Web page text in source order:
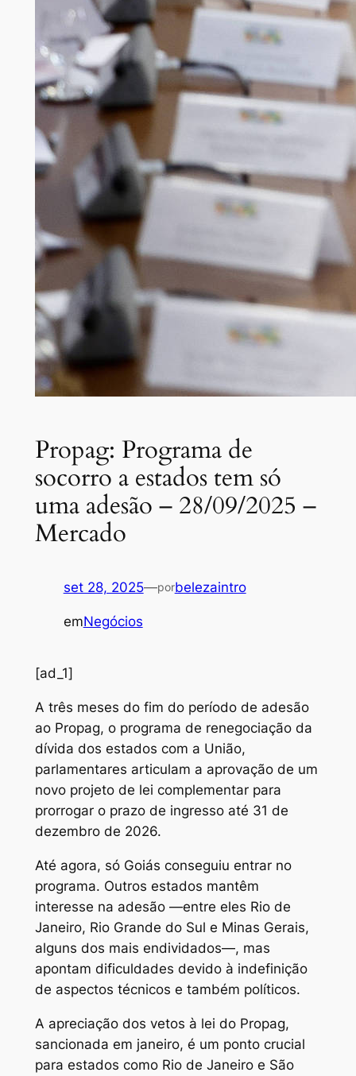
Propag: Programa de
socorro a estados tem só
uma adesão – 28/09/2025 –
Mercado
set 28, 2025—porbelezaintro
emNegócios
[ad_1]
A três meses do fim do período de adesão
ao Propag, o programa de renegociação da
dívida dos estados com a União,
parlamentares articulam a aprovação de um
novo projeto de lei complementar para
prorrogar o prazo de ingresso até 31 de
dezembro de 2026.
Até agora, só Goiás conseguiu entrar no
programa. Outros estados mantêm
interesse na adesão —entre eles Rio de
Janeiro, Rio Grande do Sul e Minas Gerais,
alguns dos mais endividados—, mas
apontam dificuldades devido à indefinição
de aspectos técnicos e também políticos.
A apreciação dos vetos à lei do Propag,
sancionada em janeiro, é um ponto crucial
para estados como Rio de Janeiro e São